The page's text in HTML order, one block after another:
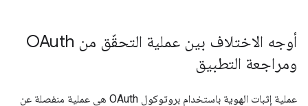
أوجه الاختلاف بين عملية التحقّق من OAuth
ومراجعة التطبيق
عملية إثبات الهوية باستخدام بروتوكول OAuth هي عملية منفصلة عن